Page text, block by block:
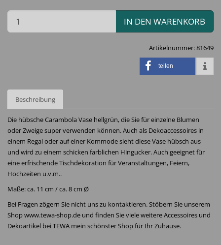
IN DEN WARENKORB
Artikelnummer:81649
teilen
Beschreibung
Die hübsche Carambola Vase hellgrün, die Sie für einzelne Blumen
oder Zweige super verwenden können. Auch als Dekoaccessoires in
einem Regal oder auf einer Kommode sieht diese Vase hübsch aus
und wird zu einem schicken farblichen Hingucker. Auch geeignet für
eine erfrischende Tischdekoration für Veranstaltungen, Feiern,
Hochzeiten u.v.m..
Maße: ca. 11 cm / ca. 8 cm Ø
Bei Fragen zögern Sie nicht uns zu kontaktieren. Stöbern Sie unserem
Shop www.tewa-shop.de und finden Sie viele weitere Accessoires und
Dekoartikel bei TEWA mein schönster Shop für Ihr Zuhause.